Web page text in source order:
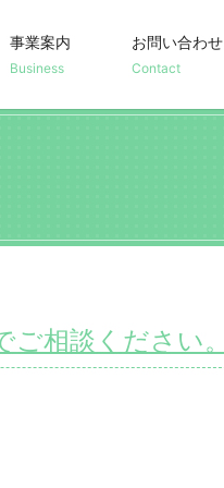
事業案内
Business
お問い合わせ
Contact
相談ください。